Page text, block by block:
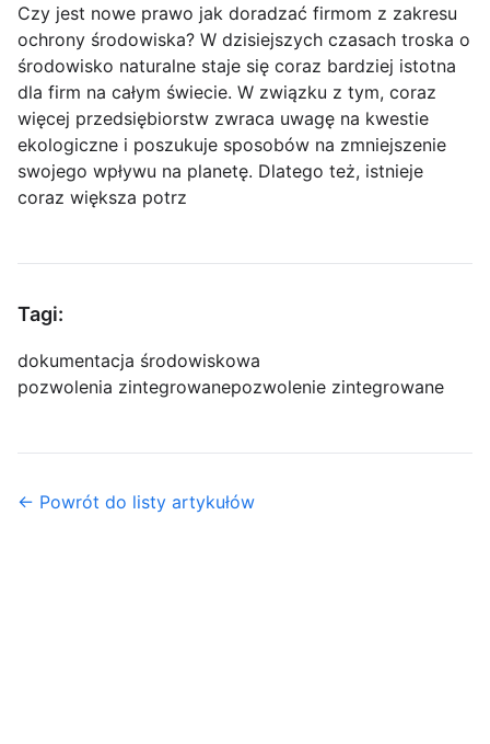
Czy jest nowe prawo jak doradzać firmom z zakresu
ochrony środowiska? W dzisiejszych czasach troska o
środowisko naturalne staje się coraz bardziej istotna
dla firm na całym świecie. W związku z tym, coraz
więcej przedsiębiorstw zwraca uwagę na kwestie
ekologiczne i poszukuje sposobów na zmniejszenie
swojego wpływu na planetę. Dlatego też, istnieje
coraz większa potrz
Tagi:
dokumentacja środowiskowa
pozwolenia zintegrowanepozwolenie zintegrowane
← Powrót do listy artykułów